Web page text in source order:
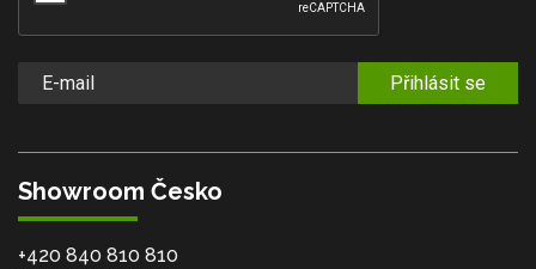
Přihlásit se
Showroom Česko
+420 840 810 810